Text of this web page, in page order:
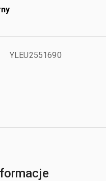
YLEU2551690